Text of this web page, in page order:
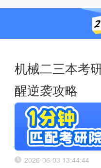
机械二三本考
醒逆袭攻略
2026-06-03 13:44:44